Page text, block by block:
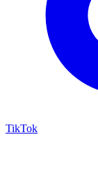
TikTok